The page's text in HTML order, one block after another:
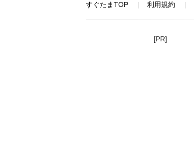
すぐたまTOP 利用規約
[PR]